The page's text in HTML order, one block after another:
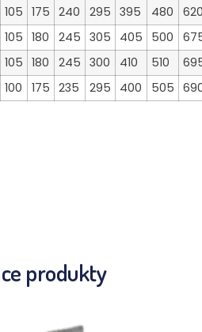
105 175 240 295 395 480
105 180 245 305 405 500
105 180 245 300 410 510
100 175 235 295 400 505
produkty